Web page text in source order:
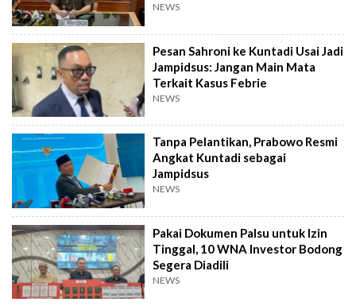
NEWS
Pesan Sahroni ke Kuntadi Usai Jadi
Jampidsus: Jangan Main Mata
Terkait Kasus Febrie
NEWS
Tanpa Pelantikan, Prabowo Resmi
Angkat Kuntadi sebagai
Jampidsus
NEWS
Pakai Dokumen Palsu untuk Izin
Tinggal, 10 WNA Investor Bodong
Segera Diadili
NEWS